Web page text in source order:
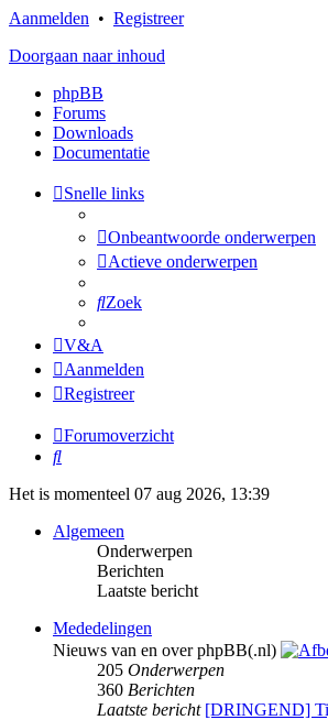
Aanmelden • Registreer
Doorgaan naar inhoud
phpBB
Forums
Downloads
Documentatie
Snelle links
Onbeantwoorde onderwerpen
Actieve onderwerpen
Zoek
V&A
Aanmelden
Registreer
Forumoverzicht
Zoek
Het is momenteel 07 aug 2026, 13:39
Algemeen
Onderwerpen
Berichten
Laatste bericht
Mededelingen
Nieuws van en over phpBB(.nl)
205 Onderwerpen
360 Berichten
Laatste bericht [DRINGEND]